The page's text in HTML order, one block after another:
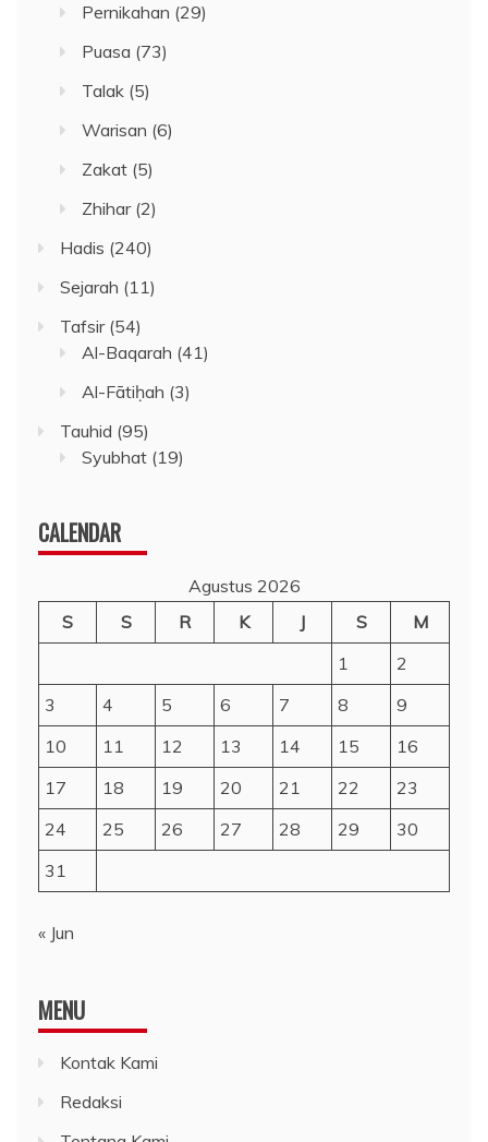
Pernikahan (29)
Puasa (73)
Talak (5)
Warisan (6)
Zakat (5)
Zhihar(2)
Hadis (240)
Sejarah (11)
Tafsir(54)
Al-Baqarah (41)
Al-Fātiḥah (3)
Tauhid (95)
Syubhat (19)
CALENDAR
Agustus 2026
S
S R K J S
M
1
2
3
4 5 6 7 8
9
10
11 12 13 14 15
16
17
18 19 20 21 22
23
24
25 26 27 28 29
30
31
« Jun
MENU
Kontak Kami
Redaksi